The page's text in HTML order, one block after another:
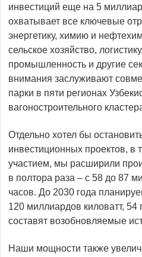
инвестиций еще на 5
охватывает все ключевые
энергетику, химию и
сельское хозяйство,
промышленность и другие
внимания заслуживают
парки в пяти регионах
вагоностроительного
Отдельно хотел бы
инвестиционных проектов, в
участием, мы расширили
в полтора раза – с 58 до 87
часов. До 2030 года
120 миллиардов киловатт, 54
составят возобновляемые
Наши мощности также